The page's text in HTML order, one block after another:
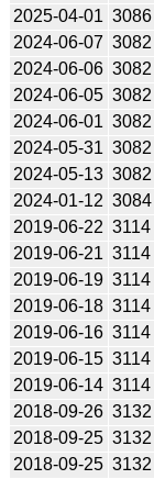
2025-04-01 3086
2024-06-07 3082
2024-06-06 3082
2024-06-05 3082
2024-06-01 3082
2024-05-31 3082
2024-05-13 3082
2024-01-12 3084
2019-06-22 3114
2019-06-21 3114
2019-06-19 3114
2019-06-18 3114
2019-06-16 3114
2019-06-15 3114
2019-06-14 3114
2018-09-26 3132
2018-09-25 3132
2018-09-25 3132